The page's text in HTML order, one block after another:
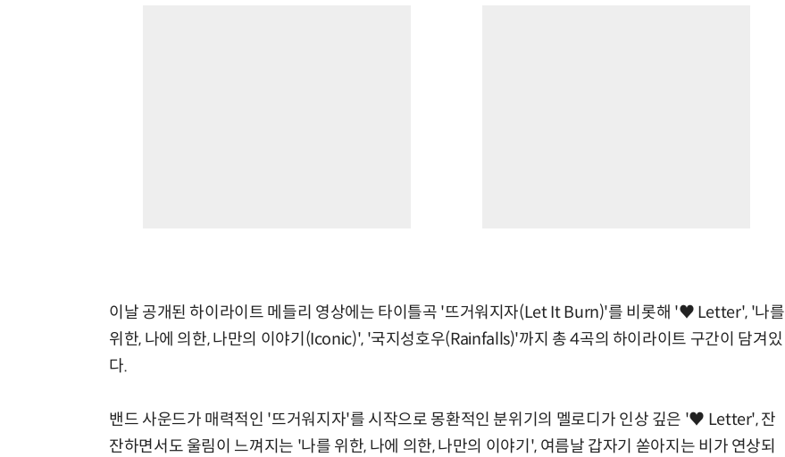
이날 공개된 하이라이트 메들리 영상에는 타이틀곡 '뜨거워지자(Let It Burn)'를 비롯해 '♥ Letter', '나를
위한, 나에 의한, 나만의 이야기(Iconic)', '국지성호우(Rainfalls)'까지 총 4곡의 하이라이트 구간이 담겨있
다.
밴드 사운드가 매력적인 '뜨거워지자'를 시작으로 몽환적인 분위기의 멜로디가 인상 깊은 '♥ Letter', 잔
잔하면서도 울림이 느껴지는 '나를 위한, 나에 의한, 나만의 이야기', 여름날 갑자기 쏟아지는 비가 연상되